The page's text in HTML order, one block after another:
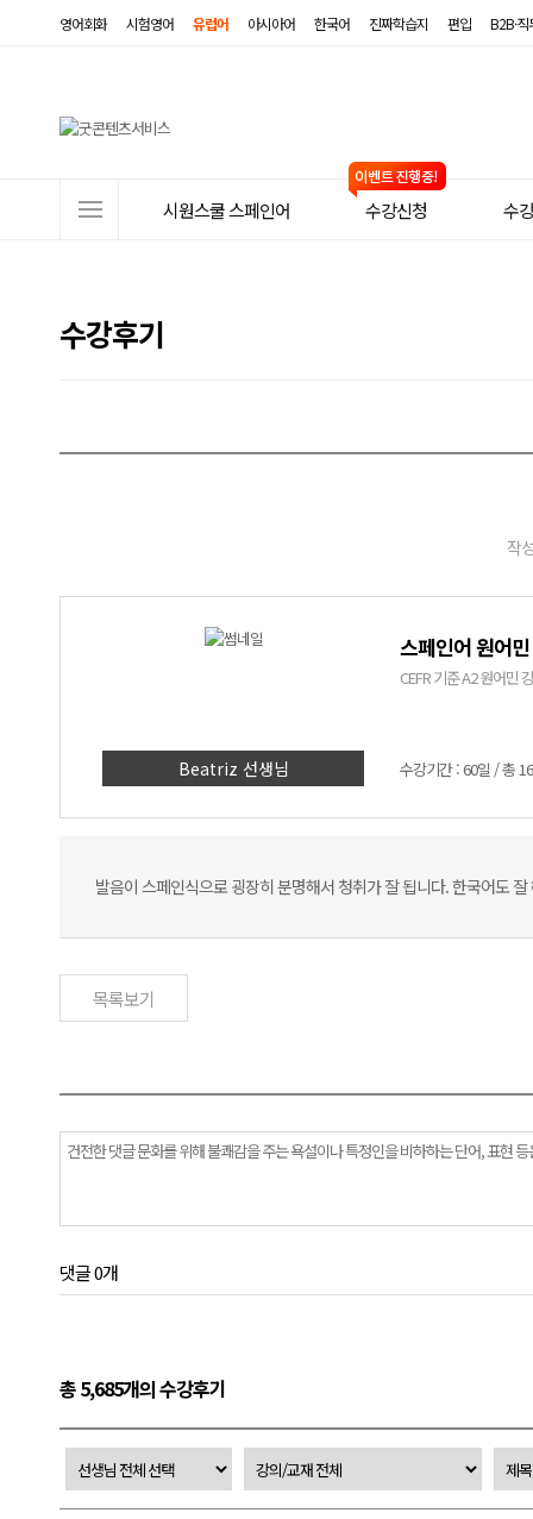
영어회화 시험영어 유럽어 아시아어 한국어 진짜학습지 편입 B2B·
뉴
시원스쿨 스페인어 수강신청 수
수강후기
작
Beatriz 선생님
스페인어 원어
CEFR 기준 A2 원어민
수강기간 : 60일 / 총
발음이 스페인식으로 굉장히 분명해서 청취가 잘 됩니다. 한국어도
목록보기
댓글 0개
총 5,685개의 수강후기